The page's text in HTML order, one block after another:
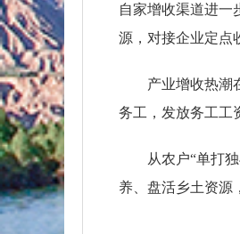
自家增收渠道进一
源，对接企业定点
产业增收热潮
务工，发放务工工
从农户“单打
养、盘活乡土资源